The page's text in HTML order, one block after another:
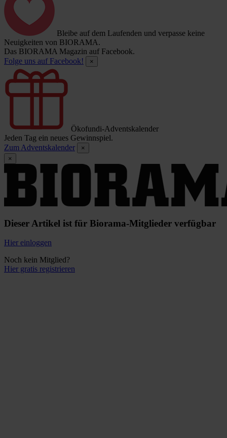
Bleibe auf dem Laufenden und verpasse keine
Neuigkeiten von BIORAMA.
Das BIORAMA Magazin auf Facebook.
Folge uns auf Facebook!
×
Ökofundi-Adventskalender
Jeden Tag ein neues Gewinnspiel.
Zum Adventskalender
×
×
Dieser Artikel ist für Biorama-Mitglieder verfügbar
Hier einloggen
Noch kein Mitglied?
Hier gratis registrieren